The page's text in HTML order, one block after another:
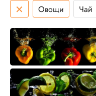
× Овощи Чай